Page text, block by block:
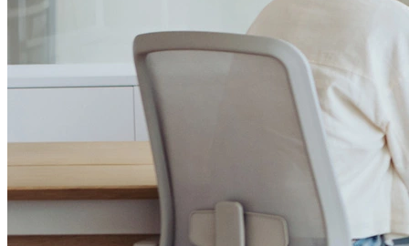
Institucional
Código Corporativo de Conduta Ética
Compromisso com o Meio Ambiente
Educação Financeira
Governança Corporativa
Política de Prevenção à Lavagem de Dinheiro
Política de Privacidade
Política de Segurança da Informação
Relatório de Transparência Salarial
Regulamento do Arranjo PAT
Soluções
Alelo Tudo Alelo Pod Gestão de VT
Soluções de Pagamentos